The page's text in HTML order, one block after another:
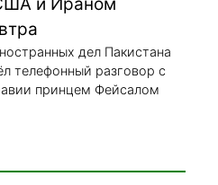
дел Пакистана
телефонный разговор с
принцем Фейсалом